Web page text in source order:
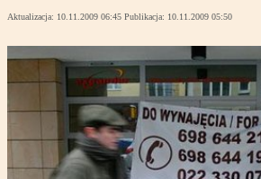
Aktualizacja: 10.11.2009 06:45 Publikacja: 10.11.2009 05:50